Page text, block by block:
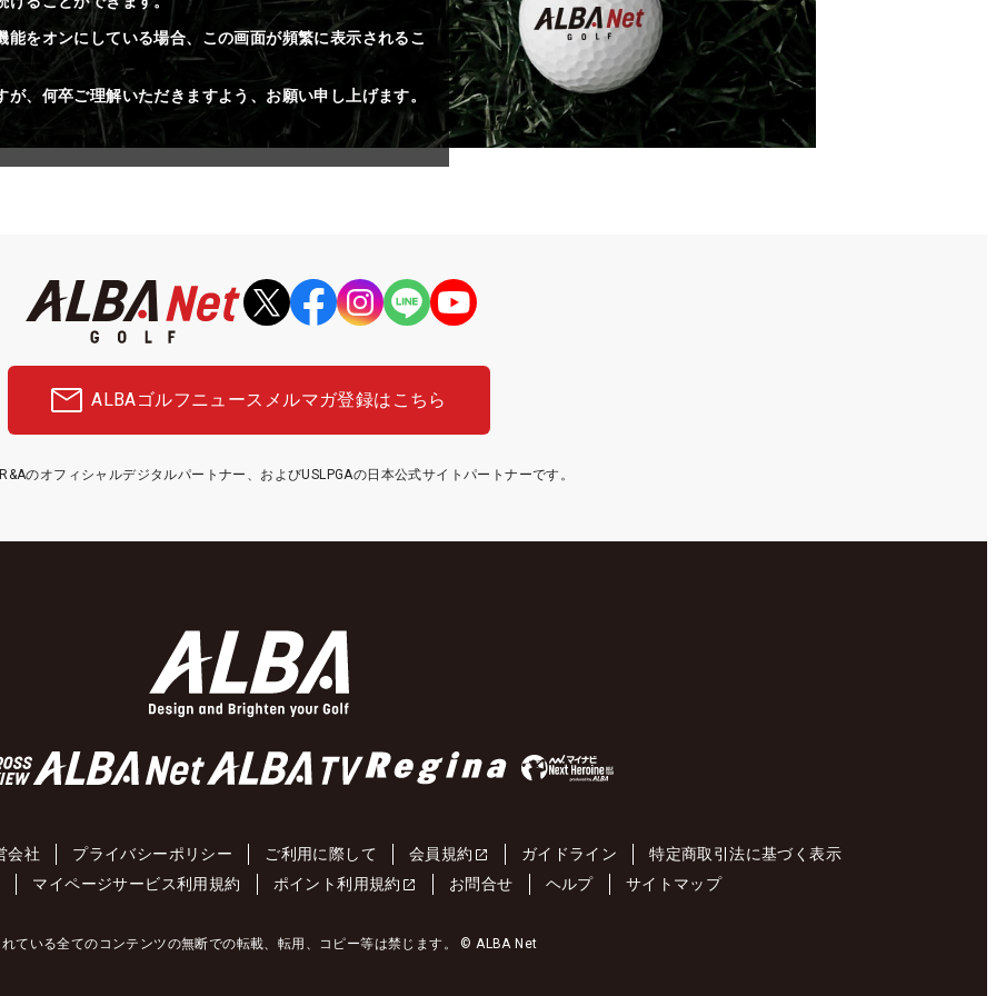
をオンにしている場合、この画面が頻繁に表示されるこ
、何卒ご理解いただきますよう、お願い申し上げます。
ALBAゴルフニュース メルマガ登録はこちら
のオフィシャルデジタルパートナー、およびUSLPGAの日本公式サイトパートナーです。
会社 プライバシーポリシー ご利用に際して 会員規約 ガイドライン
特定商取引法に基づく表示
マイページサービス利用規約 ポイント利用規約 お問合せ ヘルプ サイトマップ
ている全てのコンテンツの無断での転載、転用、コピー等は禁じます。 © ALBA Net